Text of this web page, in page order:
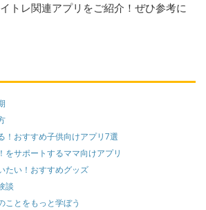
トレ関連アプリをご紹介！ぜひ参考に
！おすすめ子供向けアプリ7選
サポートするママ向けアプリ
たい！おすすめグッズ
談
とをもっと学ぼう